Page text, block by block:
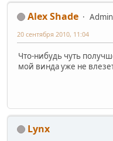
Alex Shade
20 сентября 2010, 11:04
Что-нибудь чуть
мой винда уже не
Lynx